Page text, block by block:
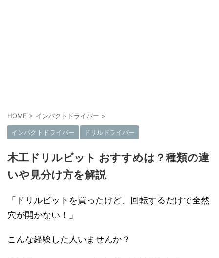
HOME > インパクトドライバー >
インパクトドライバー ドリルドライバー
木工ドリルビット おすすめは？種類の違
いや見分け方を解説
「ドリルビットを買ったけど、回転するだけで全然
穴が開かない！」
こんな経験した人いませんか？